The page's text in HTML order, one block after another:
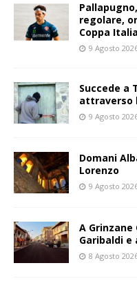
regolare,
Coppa Italia
9 Agosto
Succede a
attraverso
9 Agosto
Domani
Lorenzo
9 Agosto
A
Garibaldi e
8 Agosto